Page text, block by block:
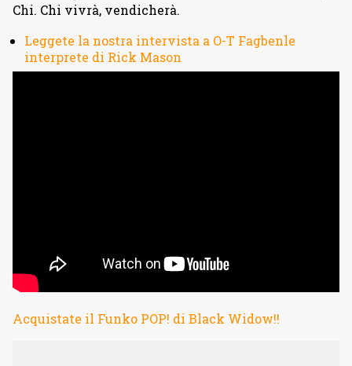
Chi. Chi vivrà, vendicherà.
Leggete la nostra intervista a O-T Fagbenle
interprete di Rick Mason
Acquistate il Funko POP! di Black Widow!!